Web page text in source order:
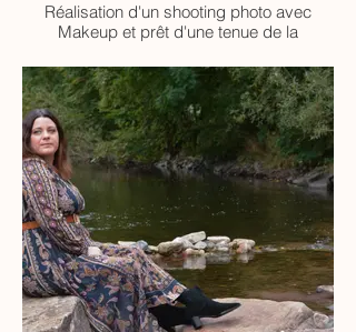
Réalisation d'un shooting photo avec
Makeup et prêt d'une tenue de la